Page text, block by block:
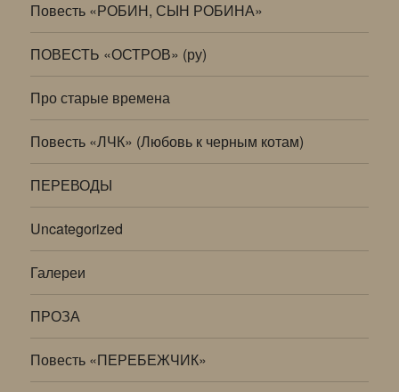
Повесть «РОБИН, СЫН РОБИНА»
ПОВЕСТЬ «ОСТРОВ» (ру)
Про старые времена
Повесть «ЛЧК» (Любовь к черным котам)
ПЕРЕВОДЫ
Uncategorized
Галереи
ПРОЗА
Повесть «ПЕРЕБЕЖЧИК»